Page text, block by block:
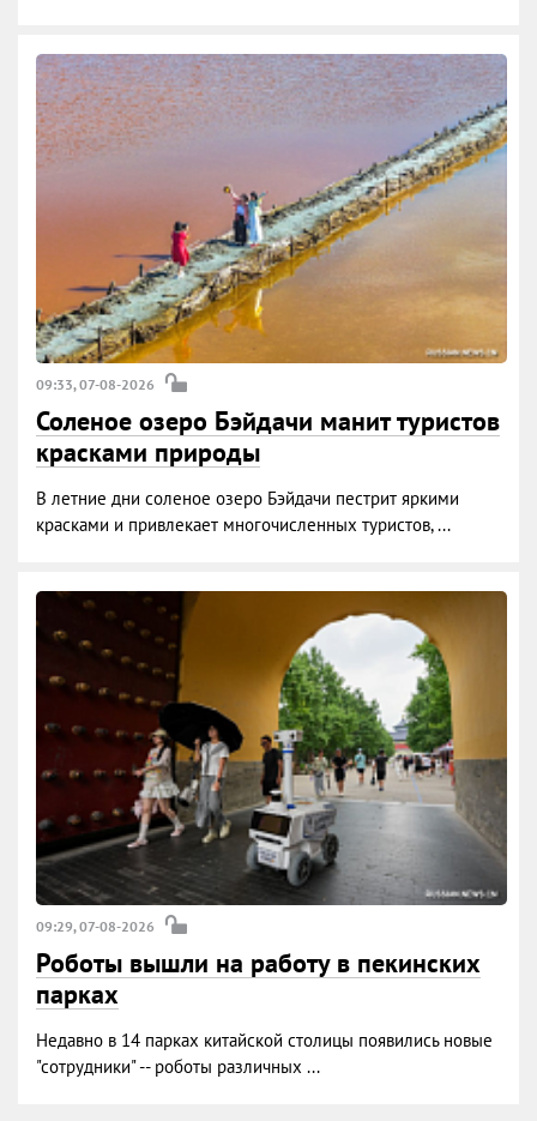
09:33, 07-08-2026
Соленое озеро Бэйдачи манит туристов
красками природы
В летние дни соленое озеро Бэйдачи пестрит яркими
красками и привлекает многочисленных туристов, ...
09:29, 07-08-2026
Роботы вышли на работу в пекинских
парках
Недавно в 14 парках китайской столицы появились новые
"сотрудники" -- роботы различных ...